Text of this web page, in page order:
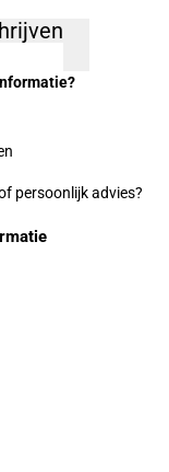
inschrijven
persoonlijk advies?